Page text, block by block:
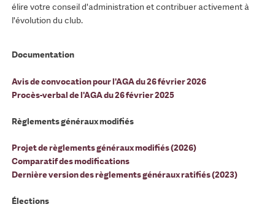
élire votre conseil d'administration et contribuer activement à
l'évolution du club.
Documentation
Avis de convocation pour l'AGA du 26 février 2026
Procès-verbal de l'AGA du 26 février 2025
Règlements généraux modifiés
Projet de règlements généraux modifiés (2026)
Comparatif des modifications
Dernière version des règlements généraux ratifiés (2023)
Élections